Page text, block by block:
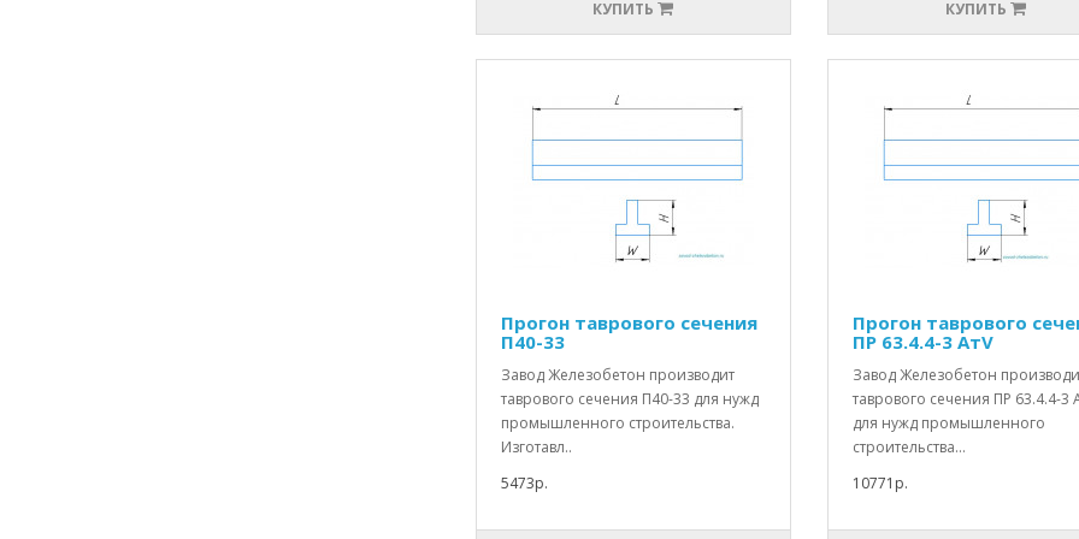
КУПИТЬ КУПИТЬ
Прогон таврового сечения
П40-33
Завод Железобетон производит
таврового сечения П40-33 для нужд
промышленного строительства.
Изготавл..
5473р.
Прогон таврового
ПР 63.4.4-3 АтV
Завод Железобетон
таврового сечения ПР 63.4.4-3
для нужд промышленного
строительства...
10771р.